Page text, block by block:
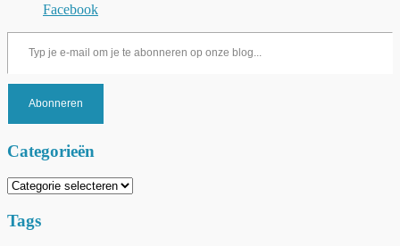
Facebook
Typ je e-mail om je te abonneren op onze blog...
Abonneren
Categorieën
Categorieën
Tags